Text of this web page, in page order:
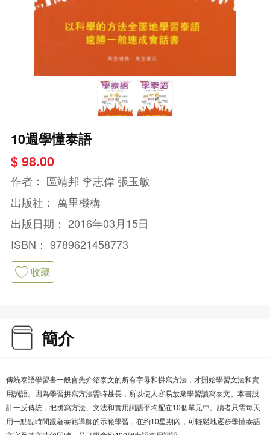
10週學懂泰語
$ 98.00
作者： 區靖邦 李志偉 張玉敏
出版社： 萬里機構
出版日期： 2016年03月15日
ISBN： 9789621458773
收藏
簡介
傳統泰語學習書一般會先介紹泰文的所有字母和拼寫方法，才開始學習文法和實
用詞語。因為學習拼寫方法需時甚長，所以使人容易放棄學習讀寫泰文。本書設
計一反傳統，把拼寫方法、文法和實用詞語平均配在10個單元中。讀者只需每天
用一點點時間跟著泰籍導師的示範學習，在約10星期內，可輕鬆地逐步學懂泰語